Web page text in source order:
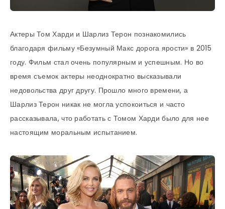
Актеры Том Харди и Шарлиз Терон познакомились
благодаря фильму «Безумный Макс дорога ярости» в 2015
году. Фильм стал очень популярным и успешным. Но во
время съемок актеры неоднократно высказывали
недовольства друг другу. Прошло много времени, а
Шарлиз Терон никак не могла успокоиться и часто
рассказывала, что работать с Томом Харди было для нее
настоящим моральным испытанием.